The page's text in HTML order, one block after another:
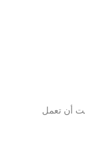
أن تعمل